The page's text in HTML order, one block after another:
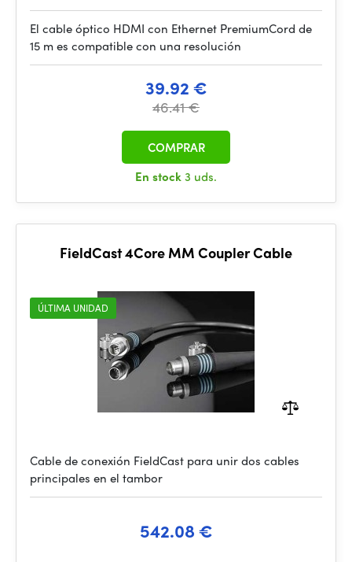
El cable óptico HDMI con Ethernet PremiumCord de
15 m es compatible con una resolución
39.92 €
46.41 €
En stock3 uds.
COMPRAR
FieldCast 4Core MM Coupler Cable
ÚLTIMA UNIDAD
Cable de conexión FieldCast para unir dos cables
principales en el tambor
542.08 €